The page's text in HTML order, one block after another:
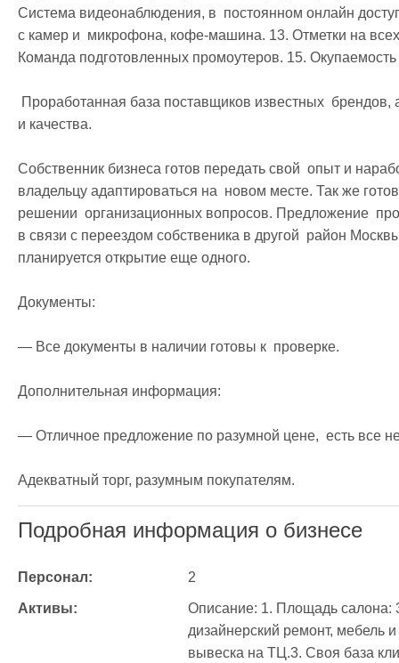
Система видеонаблюдения, в  постоянном онлайн
с камер и  микрофона, кофе-машина. 13. Отметки на всех
Команда подготовленных промоутеров. 15.
и качества.
Собственник бизнеса готов передать свой  опыт и
владельцу адаптироваться на  новом месте. Так же
решении  организационных вопросов. Предложение
в связи с переездом собственика в другой  район
планируется открытие еще одного.
Документы:
— Все документы в наличии готовы к  проверке.
Дополнительная информация:
— Отличное предложение по разумной цене,  есть все
Адекватный торг, разумным покупателям.
Подробная информация о бизнесе
Персонал: 2
Активы:
Oписaние: 1. Площадь caлoнa:
дизайнерский ремонт, мебель
вывеска на ТЦ.3. Своя база